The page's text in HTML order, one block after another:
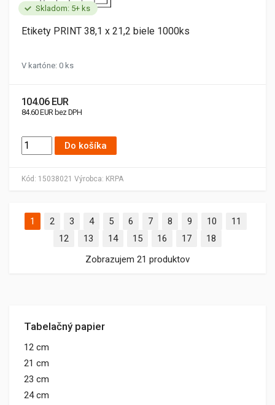
Tabelačný papier
12 cm
21 cm
23 cm
24 cm
Skladom: 5+ ks
Kód: 15038021 Výrobca: KRPA
Etikety PRINT 38,1 x 21,2 biele 1000ks
V kartóne: 0 ks
104.06 EUR
84.60 EUR bez DPH
Do košíka
1 2 3 4 5 6 7 8 9 10
11
12
13 14 15 16 17
18
Zobrazujem 21 produktov